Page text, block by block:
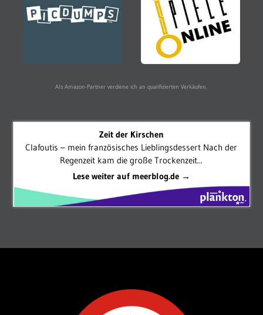
Als Amazon-Partner verdiene ich an qualifizierten Verkäufen.
Zeit der Kirschen
Clafoutis – mein französisches Lieblingsdessert Nach der
Regenzeit kam die große Trockenzeit...
Lese weiter auf meerblog.de →